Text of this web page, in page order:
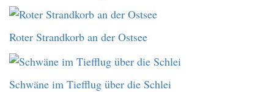
Roter Strandkorb an der Ostsee
Schwäne im Tiefflug über die Schlei